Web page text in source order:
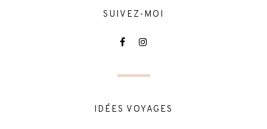
SUIVEZ-MOI
IDÉES VOYAGES